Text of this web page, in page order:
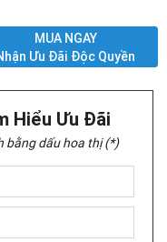
MUA NGAY
Ưu Đãi Độc Quyền
Hiểu Ưu Đãi
bằng dấu hoa thị (*)